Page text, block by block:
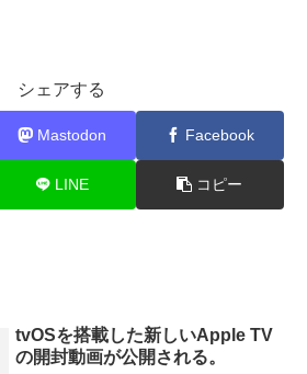
シェアする
Mastodon Facebook
LINE コピー
tvOSを搭載した新しいApple TV
の開封動画が公開される。